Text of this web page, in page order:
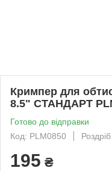
Кримпер для
8.5" СТАНДАРТ
Готово до відправки
Код: PLM0850
Роздріб
195 ₴